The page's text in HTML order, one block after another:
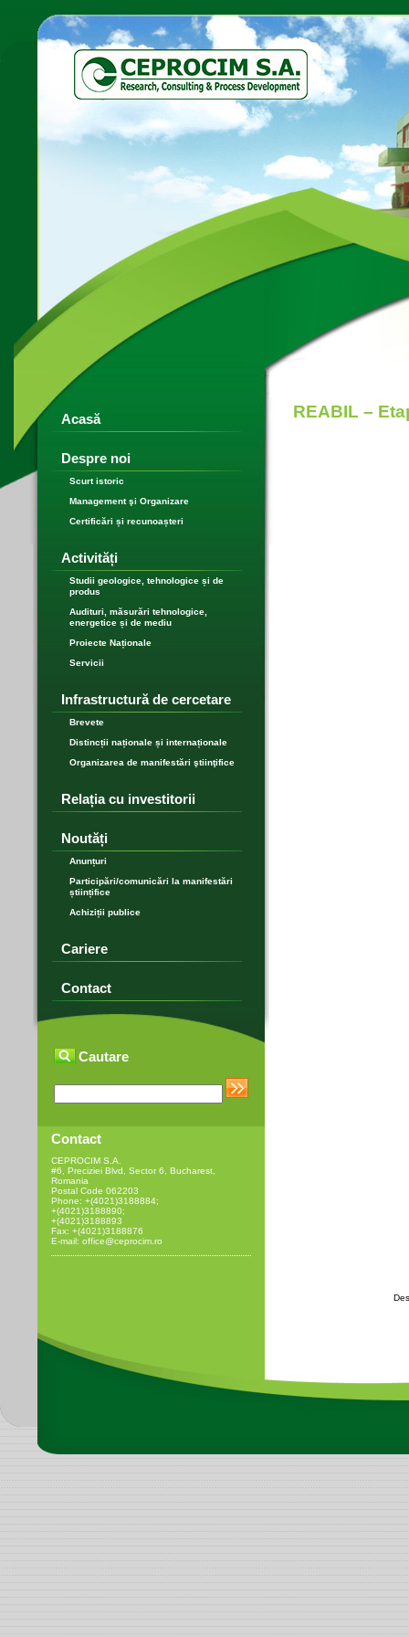
REABIL –
Acasă
Despre noi
Scurt istoric
Management şi Organizare
Certificări și recunoașteri
Activități
Studii geologice, tehnologice și de
produs
Audituri, măsurări tehnologice,
energetice și de mediu
Proiecte Naționale
Servicii
Infrastructură de cercetare
Brevete
Distincții naționale și internaționale
Organizarea de manifestări ştiinţifice
Relația cu investitorii
Noutăți
Anunțuri
Participări/comunicări la manifestări
științifice
Achiziții publice
Cariere
Contact
Cautare
Contact
CEPROCIM S.A.
#6, Preciziei Blvd, Sector 6, Bucharest,
Romania
Postal Code 062203
Phone: +(4021)3188884;
+(4021)3188890;
+(4021)3188893
Fax: +(4021)3188876
E-mail: office@ceprocim.ro